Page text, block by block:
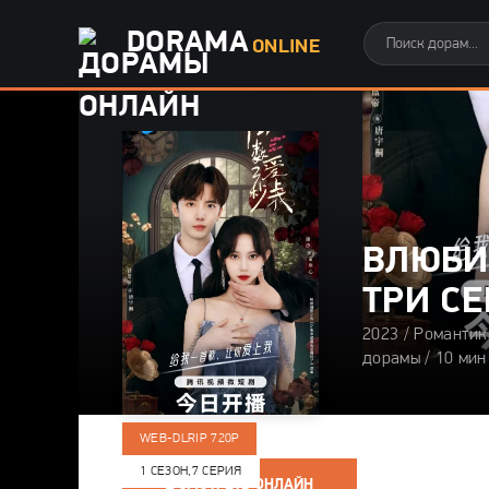
DORAMA ONLINE
ТРИ
2023 /
дорамы / 10 мин
WEB-DLRIP 720P
1 СЕЗОН,7 СЕРИЯ
СМОТРЕТЬ ОНЛАЙН